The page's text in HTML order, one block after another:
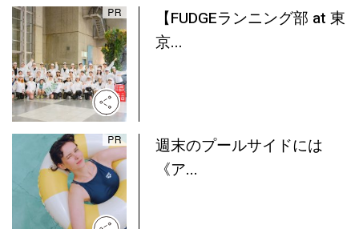
【FUDGEランニング部 at 東
京...
週末のプールサイドには
《ア...